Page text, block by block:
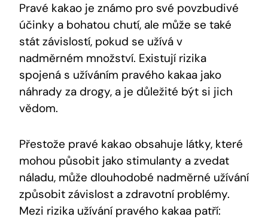
Pravé kakao je známo pro své povzbudivé
účinky a bohatou chutí, ale může se také
stát závislostí, pokud se užívá v
nadměrném množství. Existují rizika
spojená s užíváním pravého kakaa jako
náhrady za drogy, a je důležité být si jich
vědom.
Přestože pravé kakao obsahuje látky, které
mohou působit jako stimulanty a zvedat
náladu, může dlouhodobé nadměrné užívání
způsobit závislost a zdravotní problémy.
Mezi rizika užívání pravého kakaa patří: